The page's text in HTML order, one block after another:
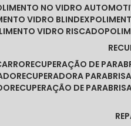
NO VIDRO
VIDRO BLINDEX
VIDRO RISCADO
RECUPERAÇÃO DE
RECUPERADORA PARABRISA
RECUPERAÇÃO DE